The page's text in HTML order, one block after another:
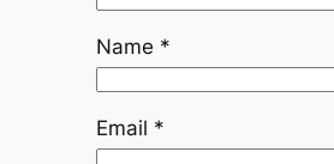
Name *
Email *